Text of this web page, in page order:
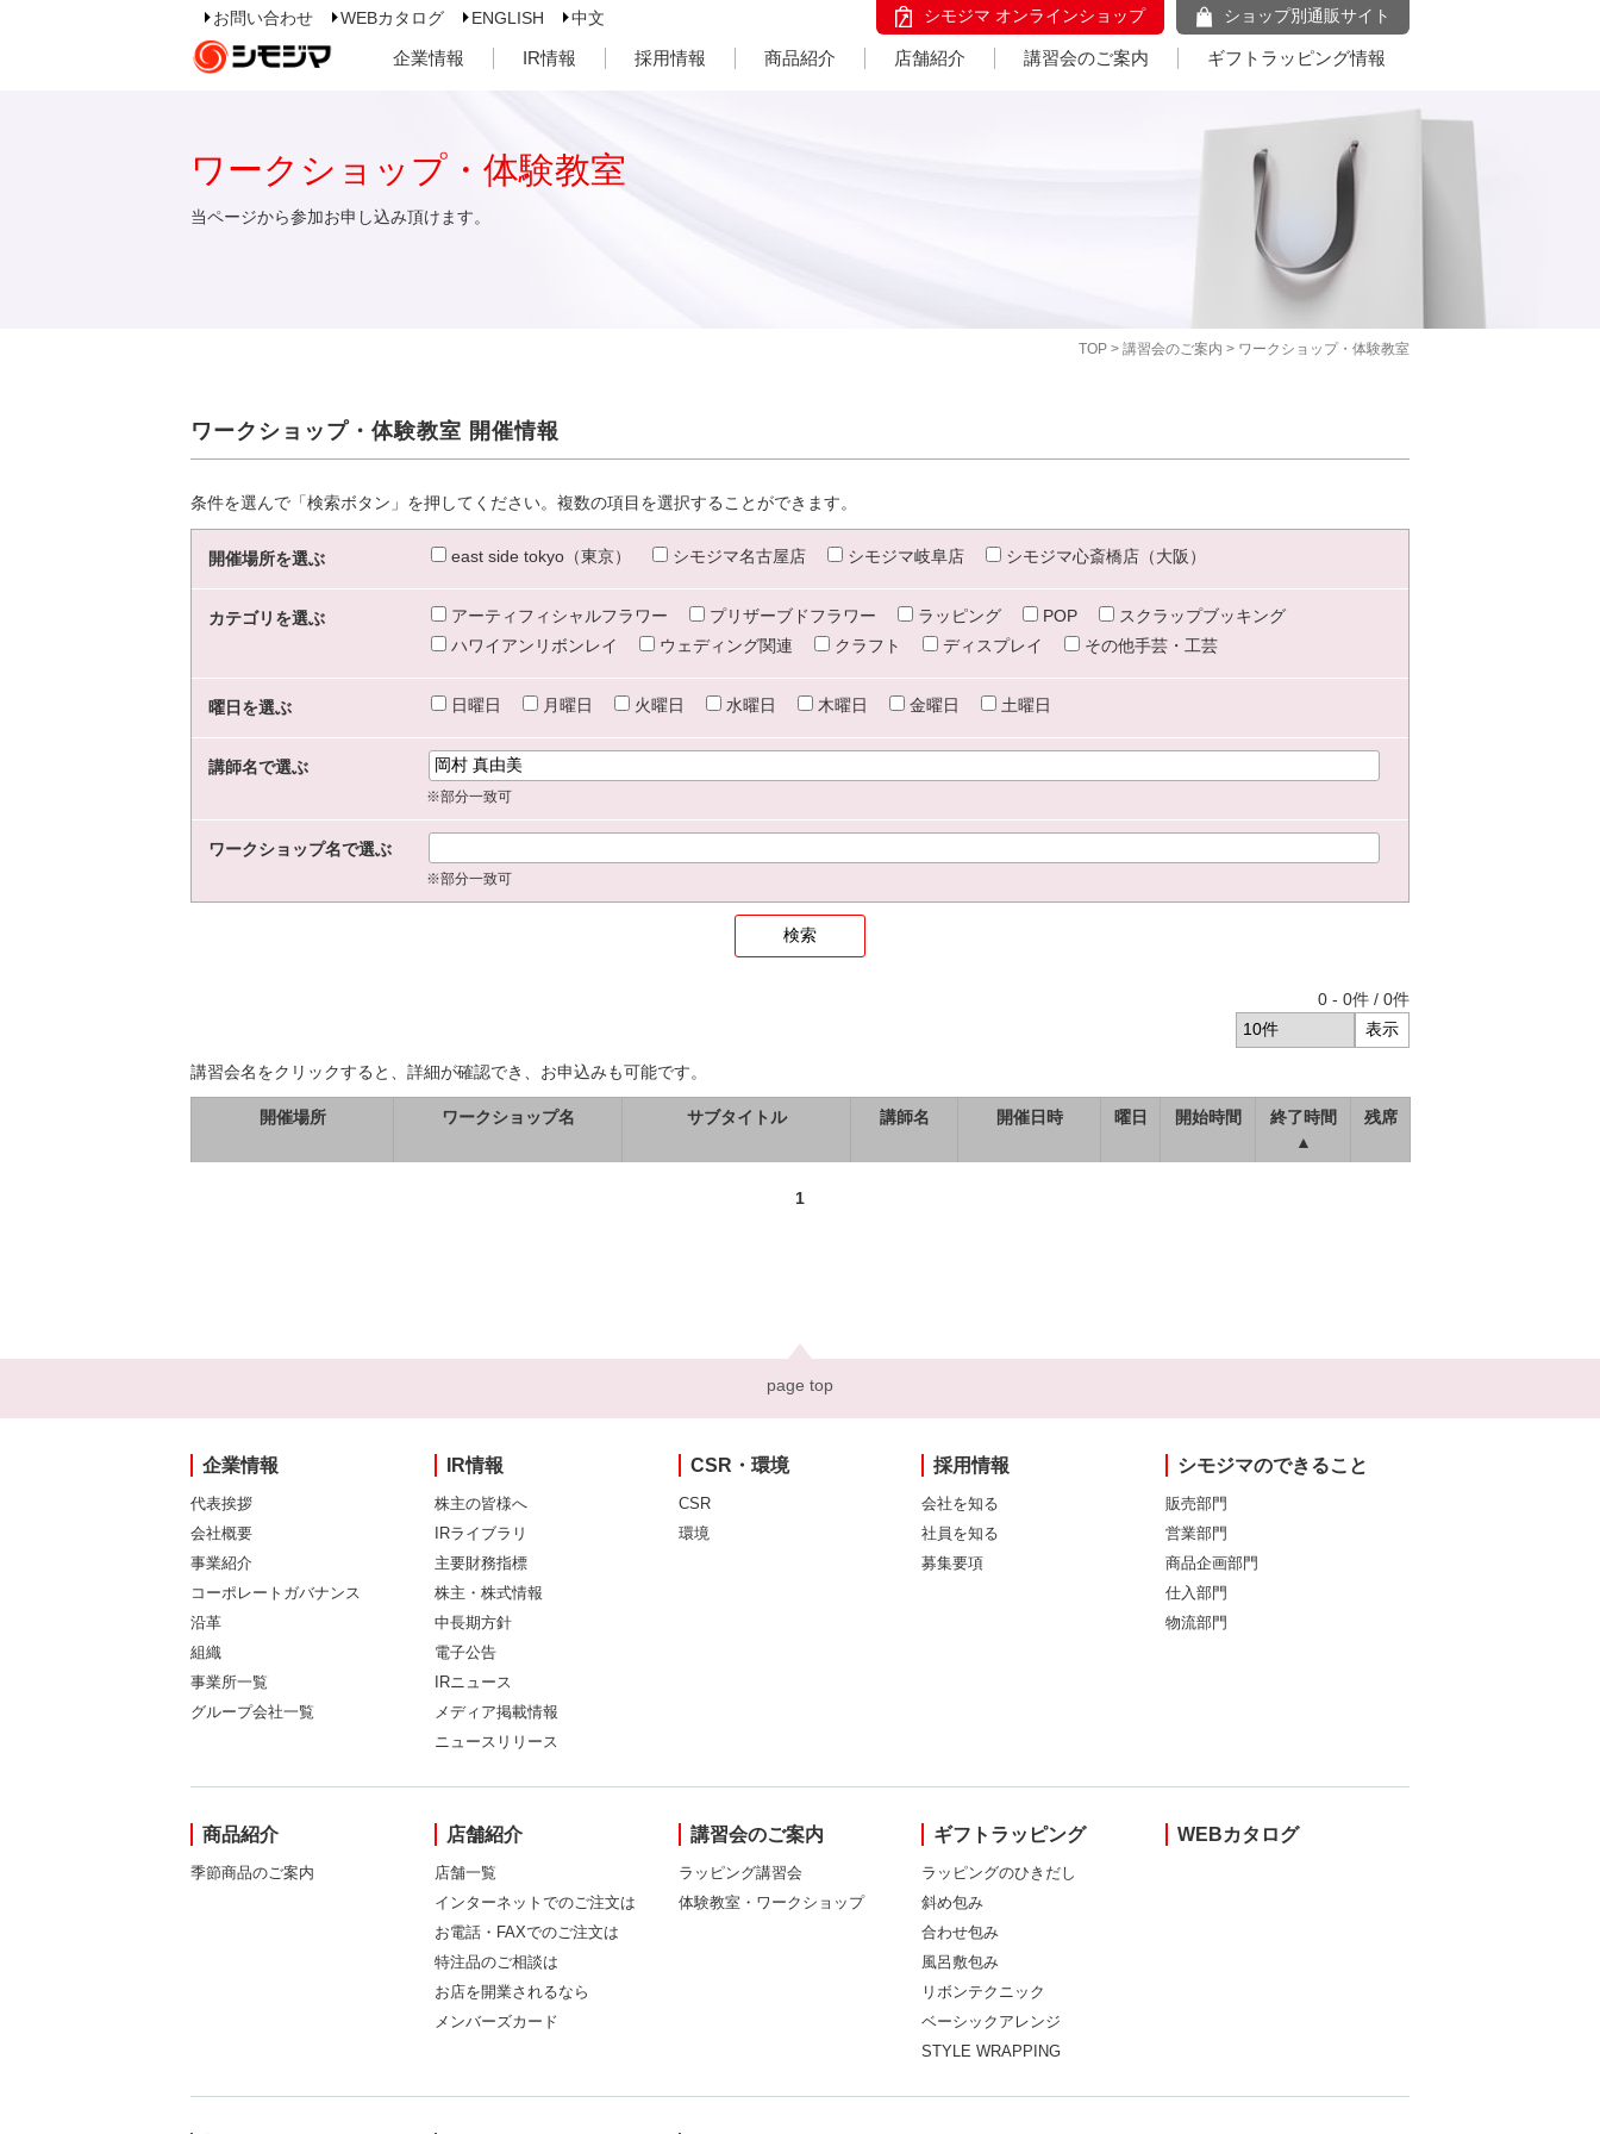
お問い合わせ WEBカタログ ENGLISH 中文 シモジマ オンラインショップ ショップ別通販サイト
企業情報 IR情報 採用情報 商品紹介 店舗紹介 講習会のご案内 ギフトラッピング情報
TOP > 講習会のご案内 > ワークショップ・体験教室
ワークショップ・体験教室
当ページから参加お申し込み頂けます。
ワークショップ・体験教室 開催情報
条件を選んで「検索ボタン」を押してください。複数の項目を選択することができます。
開催場所を選ぶ east side tokyo（東京） シモジマ名古屋店 シモジマ岐阜店 シモジマ心斎橋店（大阪）
カテゴリを選ぶ アーティフィシャルフラワー プリザーブドフラワー ラッピング POP
スクラップブッキング
ハワイアンリボンレイ
ウェディング関連 クラフト ディスプレイ その他手芸・工芸
曜日を選ぶ 日曜日 月曜日 火曜日 水曜日 木曜日 金曜日 土曜日
講師名で選ぶ
※部分一致可
ワークショップ名で選ぶ
※部分一致可
0 - 0件 / 0件
講習会名をクリックすると、詳細が確認でき、お申込みも可能です。
開催場所 ワークショップ名 サブタイトル 講師名 開催日時 曜日 開始時間
終了時間
▲
残席
1
page top
企業情報
代表挨拶
会社概要
事業紹介
コーポレートガバナンス
沿革
組織
事業所一覧
グループ会社一覧
IR情報
株主の皆様へ
IRライブラリ
主要財務指標
株主・株式情報
中長期方針
電子公告
IRニュース
メディア掲載情報
ニュースリリース
CSR・環境
CSR
環境
採用情報
会社を知る
社員を知る
募集要項
シモジマのできること
販売部門
営業部門
商品企画部門
仕入部門
物流部門
商品紹介
季節商品のご案内
店舗紹介
店舗一覧
インターネットでのご注文は
お電話・FAXでのご注文は
特注品のご相談は
お店を開業されるなら
メンバーズカード
講習会のご案内
ラッピング講習会
体験教室・ワークショップ
ギフトラッピング
ラッピングのひきだし
斜め包み
合わせ包み
風呂敷包み
リボンテクニック
ベーシックアレンジ
STYLE WRAPPING
WEBカタログ